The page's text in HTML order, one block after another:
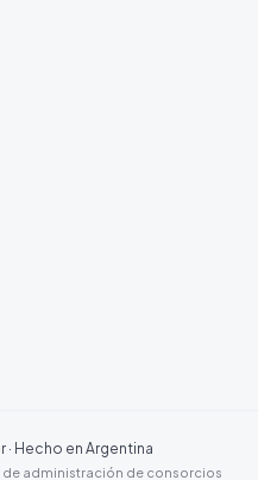
· Hecho en Argentina
de administración de consorcios